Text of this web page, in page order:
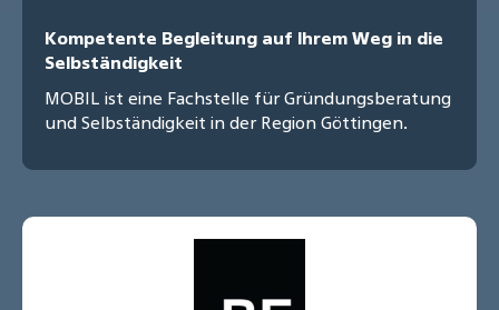
Kompetente Begleitung auf Ihrem Weg in die
Selbständigkeit
MOBIL ist eine Fachstelle für Gründungsberatung
und Selbständigkeit in der Region Göttingen.